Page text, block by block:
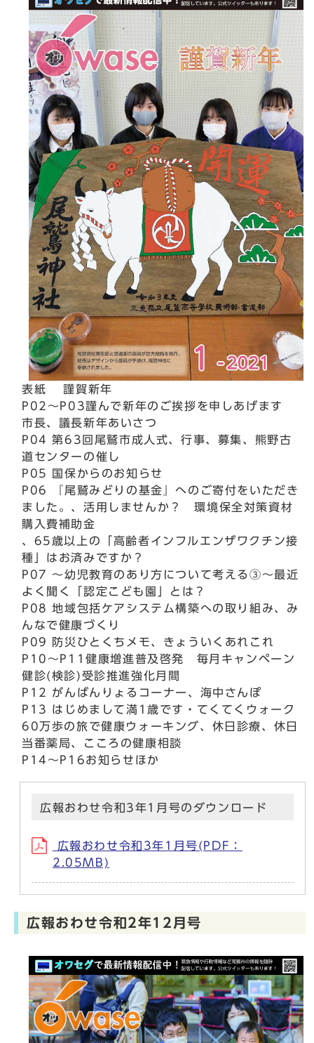
表紙 謹賀新年
P02～P03謹んで新年のご挨拶を申しあげます
市長、議長新年あいさつ
P04 第63回尾鷲市成人式、行事、募集、熊野古
道センターの催し
P05 国保からのお知らせ
P06 『尾鷲みどりの基金』へのご寄付をいただき
ました。、活用しませんか？ 環境保全対策資材
購入費補助金
、65歳以上の「高齢者インフルエンザワクチン接
種」はお済みですか？
P07 ～幼児教育のあり方について考える③～最近
よく聞く「認定こども園」とは？
P08 地域包括ケアシステム構築への取り組み、み
んなで健康づくり
P09 防災ひとくちメモ、きょういくあれこれ
P10～P11健康増進普及啓発 毎月キャンペーン
健診(検診)受診推進強化月間
P12 がんばんりょるコーナー、海中さんぽ
P13 はじめまして満1歳です・てくてくウォーク
60万歩の旅で健康ウォーキング、休日診療、休日
当番薬局、こころの健康相談
P14～P16お知らせほか
広報おわせ令和3年1月号のダウンロード
広報おわせ令和3年1月号(PDF：
2.05MB)
広報おわせ令和2年12月号